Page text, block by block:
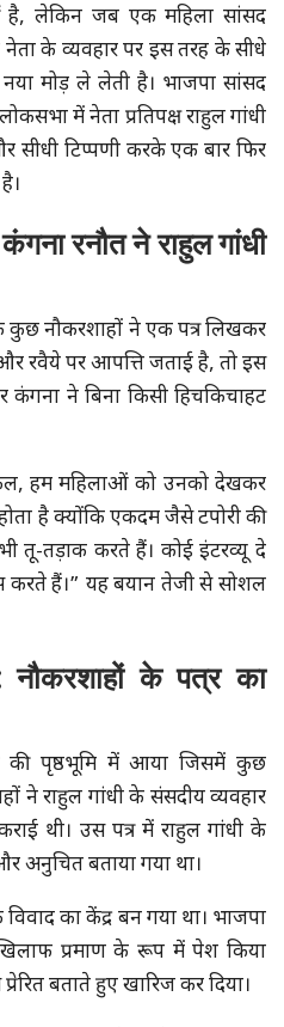
है, लेकिन जब एक महिला सांसद
नेता के व्यवहार पर इस तरह के सीधे
मोड़ ले लेती है। भाजपा सांसद
में नेता प्रतिपक्ष राहुल गांधी
टिप्पणी करके एक बार फिर
कंगना रनौत ने राहुल गांधी
कुछ नौकरशाहों ने एक पत्र लिखकर
रवैये पर आपत्ति जताई है, तो इस
ने बिना किसी हिचकिचाहट
हम महिलाओं को उनको देखकर
है क्योंकि एकदम जैसे टपोरी की
तू-तड़ाक करते हैं। कोई इंटरव्यू दे
करते हैं।” यह बयान तेजी से सोशल
नौकरशाहों के पत्र का
की पृष्ठभूमि में आया जिसमें कुछ
ने राहुल गांधी के संसदीय व्यवहार
थी। उस पत्र में राहुल गांधी के
बताया गया था।
का केंद्र बन गया था। भाजपा
प्रमाण के रूप में पेश किया
बताते हुए खारिज कर दिया।